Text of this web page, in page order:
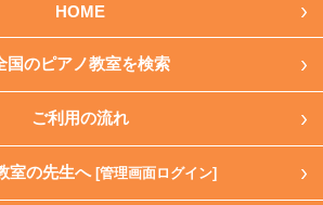
HOME
国のピアノ教室を検索
ご利用の流れ
室の先生へ [管理画面ログイン]